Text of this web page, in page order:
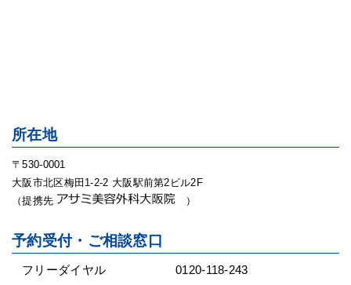
所在地
〒530-0001
大阪市北区梅田1-2-2 大阪駅前第2ビル2F
（提携先
）
予約受付・ご相談窓口
フリーダイヤル 0120-118-243